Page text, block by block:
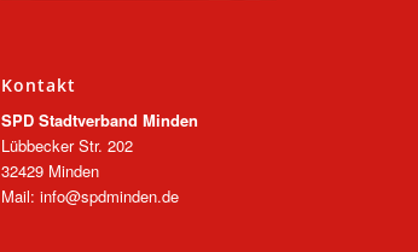
Kontakt
SPD Stadtverband Minden
Lübbecker Str. 202
32429 Minden
Mail: info@spdminden.de